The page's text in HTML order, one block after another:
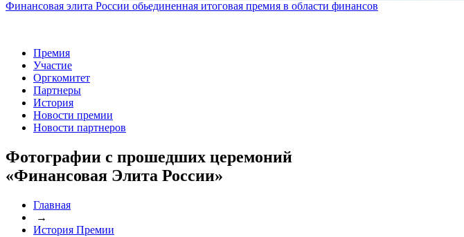
Финансовая элита России обьединенная итоговая премия в области финансов
Премия
Участие
Оргкомитет
Партнеры
История
Новости премии
Новости партнеров
Фотографии с прошедших церемоний
«Финансовая Элита России»
Главная
→
История Премии